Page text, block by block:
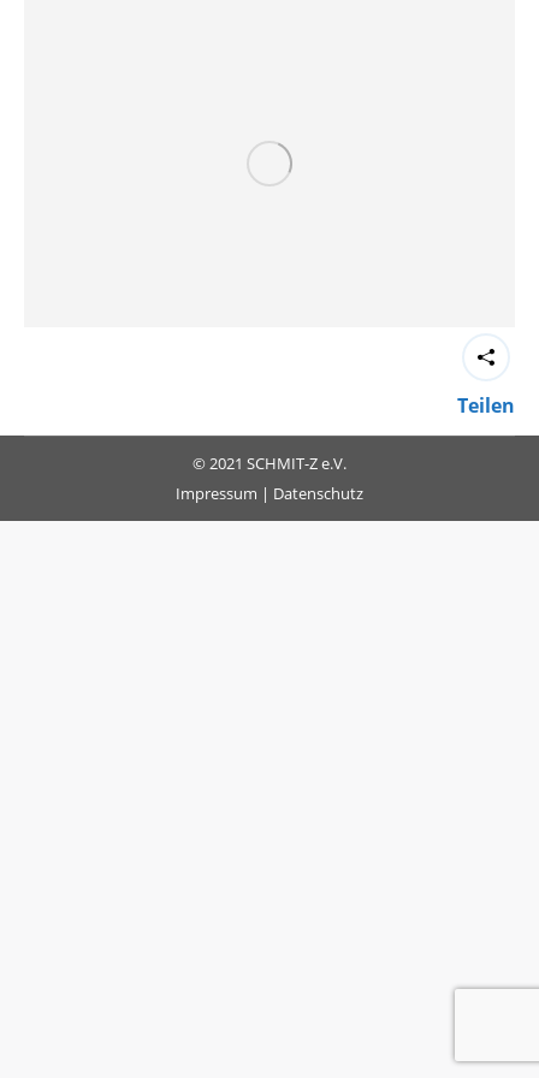
Teilen
© 2021 SCHMIT-Z e.V.
Impressum | Datenschutz